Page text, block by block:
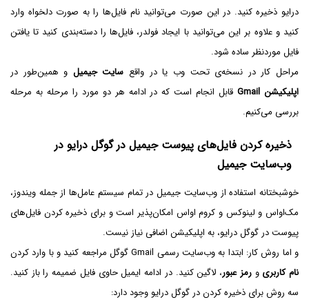
درایو ذخیره کنید. در این صورت می‌توانید نام فایل‌ها را به صورت دلخواه وارد
کنید و علاوه بر این می‌توانید با ایجاد فولدر، فایل‌ها را دسته‌بندی کنید تا یافتن
فایل موردنظر ساده شود.
مراحل کار در نسخه‌ی تحت وب یا در واقع سایت جیمیل و همین‌طور در
اپلیکیشن Gmail
قابل انجام است که در ادامه هر دو مورد را مرحله به مرحله
بررسی می‌کنیم.
ذخیره کردن فایل‌های پیوست جیمیل در گوگل درایو در
وب‌سایت جیمیل
خوشبختانه استفاده از وب‌سایت جیمیل در تمام سیستم عامل‌ها از جمله ویندوز،
مک‌او‌اس و لینوکس و کروم او‌اس امکان‌پذیر است و برای ذخیره کردن فایل‌های
پیوست در گوگل درایو، به اپلیکیشن اضافی نیاز نیست.
و اما روش کار: ابتدا به وب‌سایت رسمی Gmail گوگل مراجعه کنید و با وارد کردن
نام کاربری ورمز عبور، لاگین کنید. در ادامه ایمیل حاوی فایل ضمیمه را باز کنید.
سه روش برای ذخیره کردن در گوگل درایو وجود دارد: